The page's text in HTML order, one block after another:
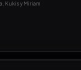
Kukis y Miriam